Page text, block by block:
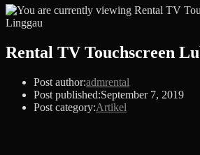
Rental TV Touchscreen
Post author:admrental
Post published:September 7, 2019
Post category:Artikel